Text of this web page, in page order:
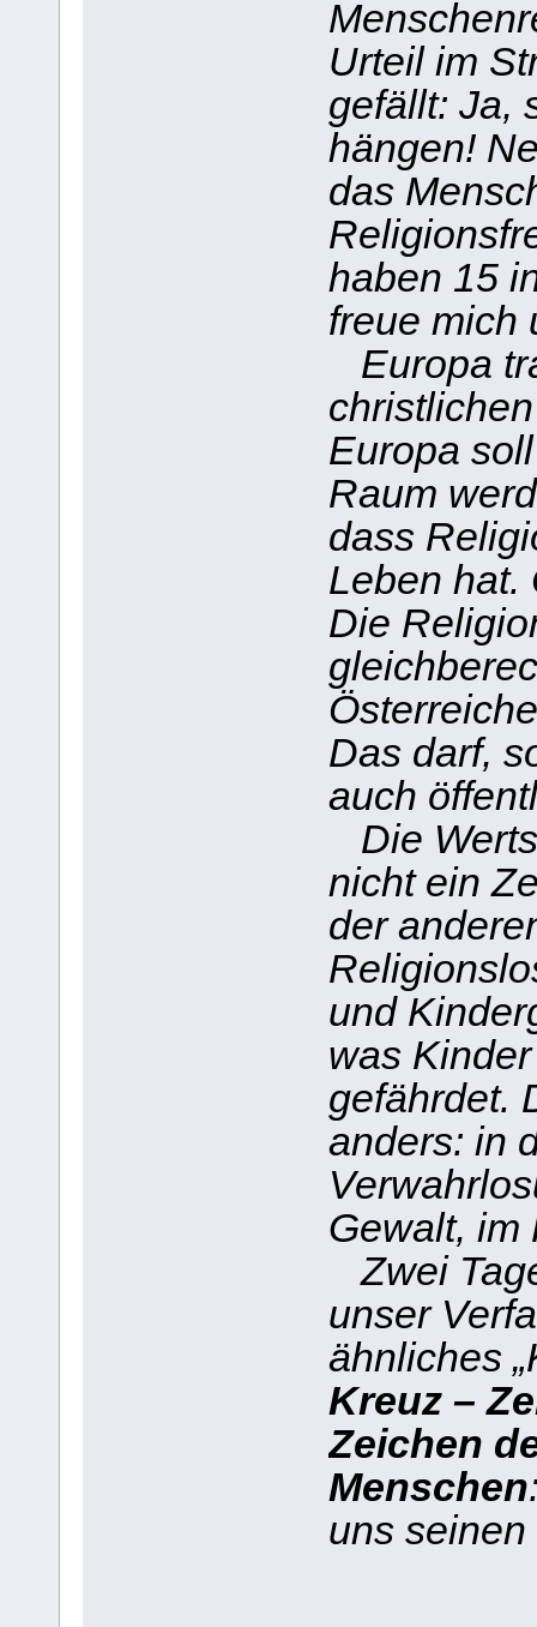
Urteil im
gefällt: Ja,
hängen!
das
haben 15
freue mich
Europa
Europa
Raum
dass
Leben hat.
Die
Das darf,
auch
Die
nicht ein
der
und
was
gefährdet.
anders: in
Gewalt, im
Zwei
unser
ähnliches
Kreuz –
Zeichen
Menschen
uns